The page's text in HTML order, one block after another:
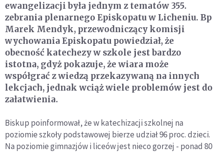
ewangelizacji była jednym z tematów 355.
zebrania plenarnego Episkopatu w Licheniu. Bp
Marek Mendyk, przewodniczący komisji
wychowania Episkopatu powiedział, że
obecność katechezy w szkole jest bardzo
istotna, gdyż pokazuje, że wiara może
współgrać z wiedzą przekazywaną na innych
lekcjach, jednak wciąż wiele problemów jest do
załatwienia.
Biskup poinformował, że w katechizacji szkolnej na
poziomie szkoły podstawowej bierze udział 96 proc. dzieci.
Na poziomie gimnazjów i liceów jest nieco gorzej - ponad 80